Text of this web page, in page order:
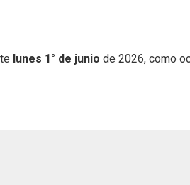
lunes 1° de junio de 2026, como